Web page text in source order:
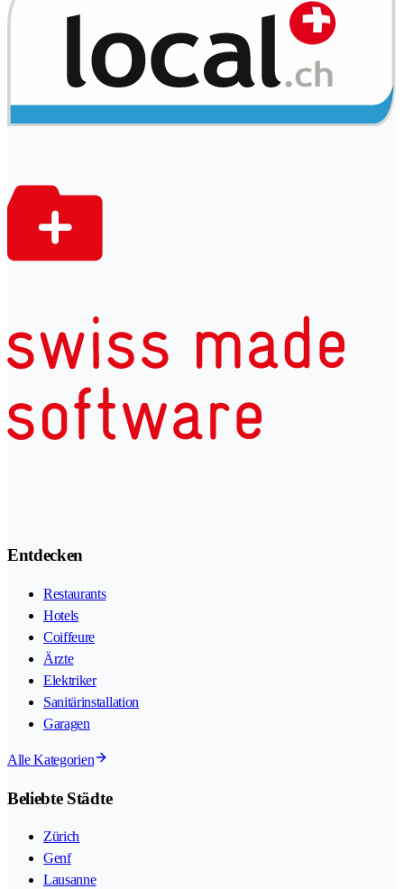
Entdecken
Restaurants
Hotels
Coiffeure
Ärzte
Elektriker
Sanitärinstallation
Garagen
Alle Kategorien
Beliebte Städte
Zürich
Genf
Lausanne